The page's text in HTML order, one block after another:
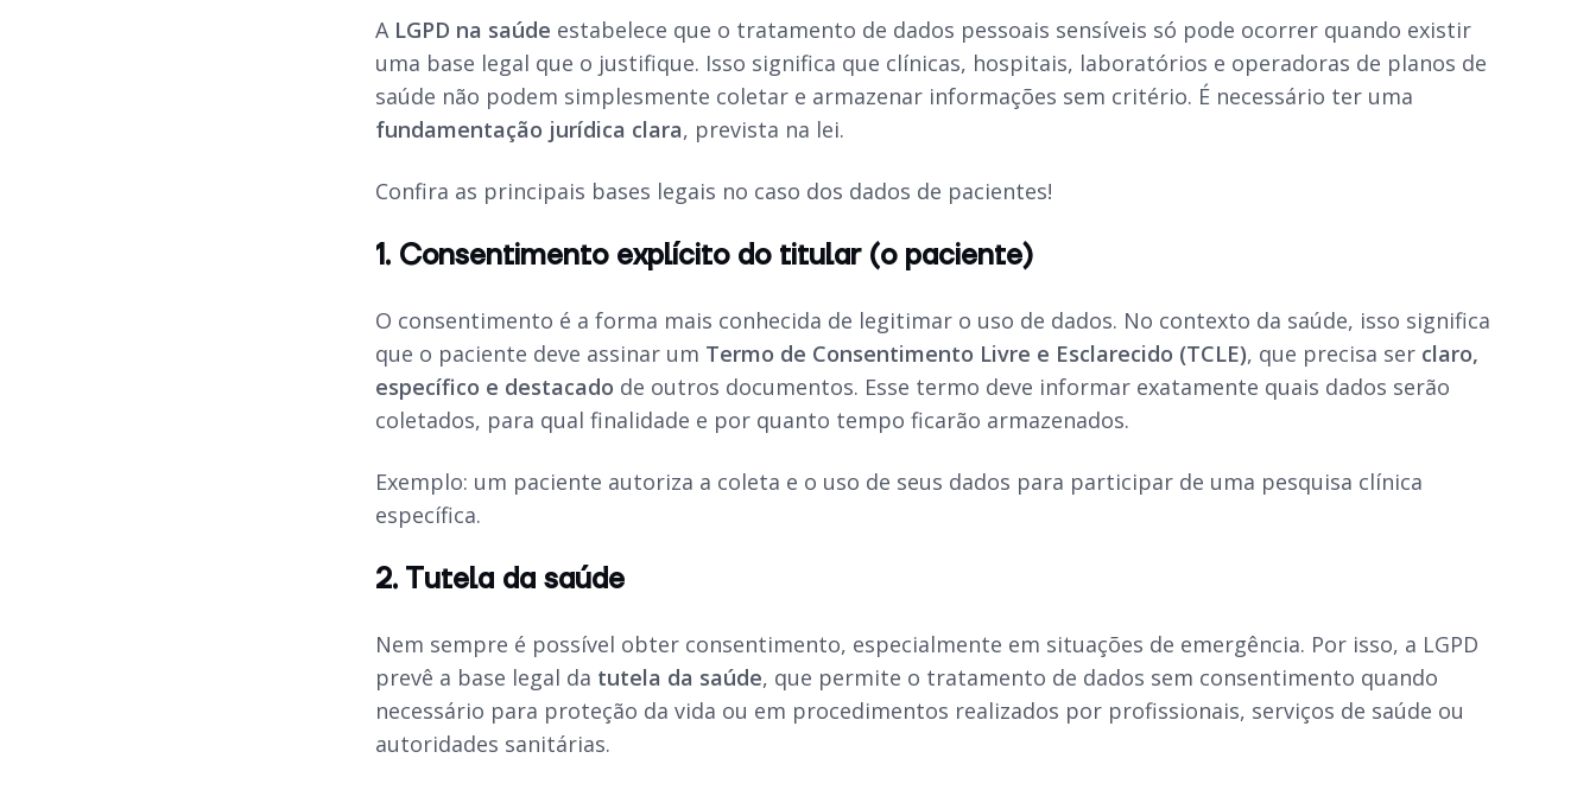
A LGPD na saúde estabelece que o tratamento de dados pessoais sensíveis só pode ocorrer quando existir
uma base legal que o justifique. Isso significa que clínicas, hospitais, laboratórios e operadoras de planos de
saúde não podem simplesmente coletar e armazenar informações sem critério. É necessário ter uma
fundamentação jurídica clara, prevista na lei.
Confira as principais bases legais no caso dos dados de pacientes!
1. Consentimento explícito do titular (o paciente)
O consentimento é a forma mais conhecida de legitimar o uso de dados. No contexto da saúde, isso significa
que o paciente deve assinar um Termo de Consentimento Livre e Esclarecido (TCLE), que precisa ser claro,
específico e destacado de outros documentos. Esse termo deve informar exatamente quais dados serão
coletados, para qual finalidade e por quanto tempo ficarão armazenados.
Exemplo: um paciente autoriza a coleta e o uso de seus dados para participar de uma pesquisa clínica
específica.
2. Tutela da saúde
Nem sempre é possível obter consentimento, especialmente em situações de emergência. Por isso, a LGPD
prevê a base legal da tutela da saúde, que permite o tratamento de dados sem consentimento quando
necessário para proteção da vida ou em procedimentos realizados por profissionais, serviços de saúde ou
autoridades sanitárias.